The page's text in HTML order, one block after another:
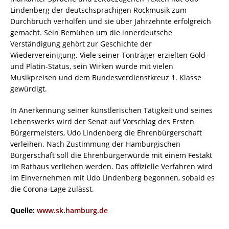
Lindenberg der deutschsprachigen Rockmusik zum
Durchbruch verholfen und sie über Jahrzehnte erfolgreich
gemacht. Sein Bemühen um die innerdeutsche
Verständigung gehört zur Geschichte der
Wiedervereinigung. Viele seiner Tonträger erzielten Gold-
und Platin-Status, sein Wirken wurde mit vielen
Musikpreisen und dem Bundesverdienstkreuz 1. Klasse
gewürdigt.
In Anerkennung seiner künstlerischen Tätigkeit und seines
Lebenswerks wird der Senat auf Vorschlag des Ersten
Bürgermeisters, Udo Lindenberg die Ehrenbürgerschaft
verleihen. Nach Zustimmung der Hamburgischen
Bürgerschaft soll die Ehrenbürgerwürde mit einem Festakt
im Rathaus verliehen werden. Das offizielle Verfahren wird
im Einvernehmen mit Udo Lindenberg begonnen, sobald es
die Corona-Lage zulässt.
Quelle: www.sk.hamburg.de